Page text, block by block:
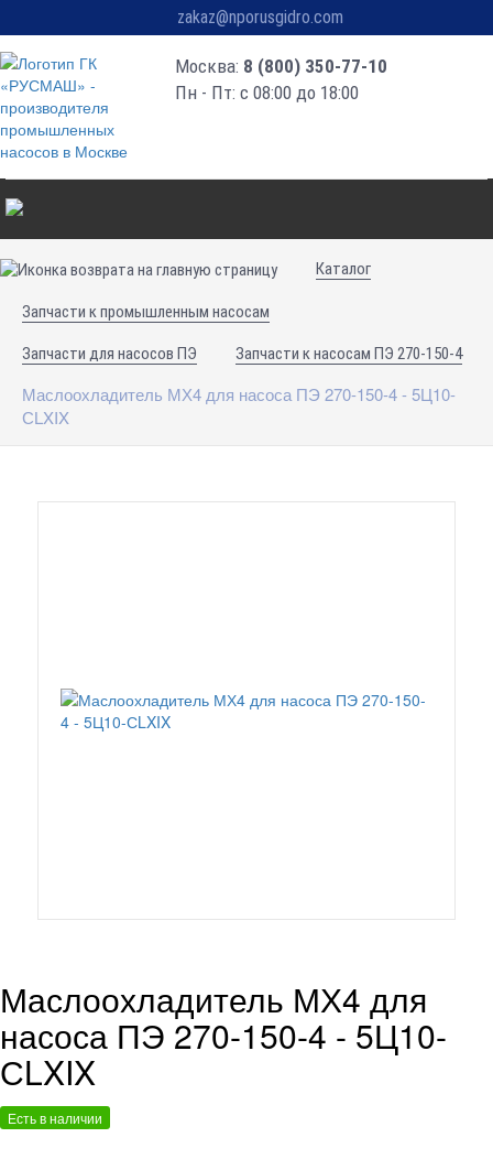
zakaz@nporusgidro.com
Москва: 8 (800) 350-77-10
Пн - Пт: с 08:00 до 18:00
Каталог
Запчасти к промышленным насосам
Запчасти для насосов ПЭ Запчасти к насосам ПЭ 270-150-4
Маслоохладитель МХ4 для насоса ПЭ 270-150-4 - 5Ц10-
СLXIX
Маслоохладитель МХ4 для
насоса ПЭ 270-150-4 - 5Ц10-
СLXIX
Есть в наличии